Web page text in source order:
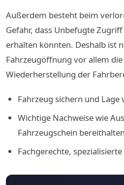
Außerdem besteht beim
Gefahr, dass Unbefugte
erhalten könnten. Deshalb ist
Fahrzeugöffnung vor allem
Wiederherstellung der
Fahrzeug sichern und Lage
Wichtige Nachweise wie
Fahrzeugschein bereithalten
Fachgerechte,